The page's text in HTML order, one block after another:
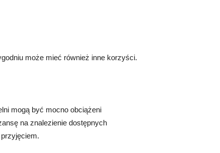
może mieć również inne korzyści.
mogą być mocno obciążeni
na znalezienie dostępnych